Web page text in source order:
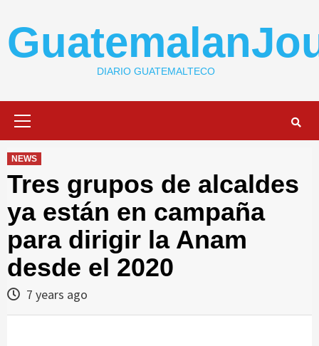
content
DIARIO GUATEMALTECO
NEWS
Tres grupos de alcaldes
ya están en campaña
para dirigir la Anam
desde el 2020
7 years ago